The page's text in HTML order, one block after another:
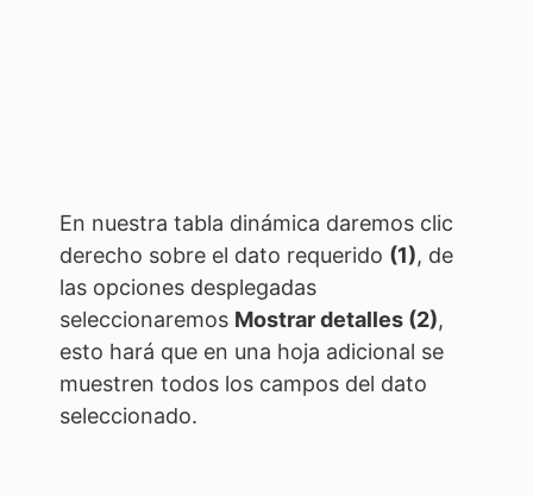
En nuestra tabla dinámica daremos clic
derecho sobre el dato requerido (1), de
las opciones desplegadas
seleccionaremos Mostrar detalles (2),
esto hará que en una hoja adicional se
muestren todos los campos del dato
seleccionado.